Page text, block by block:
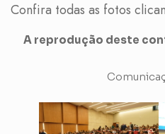
Confira todas as fotos
A reprodução deste